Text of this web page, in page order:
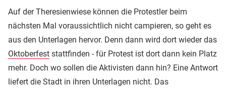
Auf der Theresienwiese können die Protestler beim
nächsten Mal voraussichtlich nicht campieren, so geht es
aus den Unterlagen hervor. Denn dann wird dort wieder das
Oktoberfest stattfinden - für Protest ist dort dann kein Platz
mehr. Doch wo sollen die Aktivisten dann hin? Eine Antwort
liefert die Stadt in ihren Unterlagen nicht. Das